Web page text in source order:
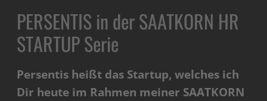
PERSENTIS in der SAATKORN HR
STARTUP Serie
Persentis heißt das Startup, welches ich
Dir heute im Rahmen meiner SAATKORN